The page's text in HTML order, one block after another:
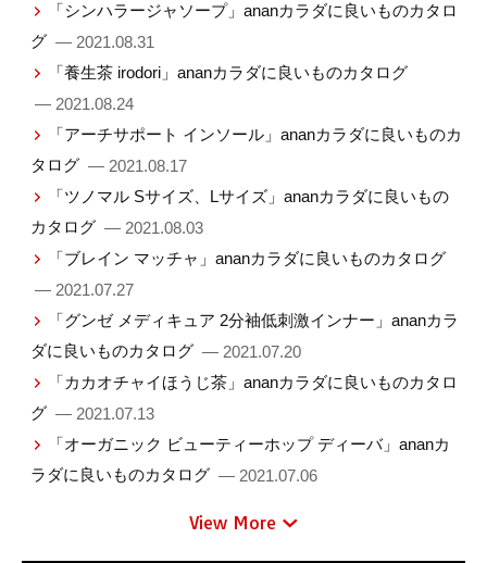
「シンハラージャソープ」ananカラダに良いものカタロ
グ — 2021.08.31
「養生茶 irodori」ananカラダに良いものカタログ
— 2021.08.24
「アーチサポート インソール」ananカラダに良いものカ
タログ — 2021.08.17
「ツノマル Sサイズ、Lサイズ」ananカラダに良いもの
カタログ — 2021.08.03
「ブレイン マッチャ」ananカラダに良いものカタログ
— 2021.07.27
「グンゼ メディキュア 2分袖低刺激インナー」ananカラ
ダに良いものカタログ — 2021.07.20
「カカオチャイほうじ茶」ananカラダに良いものカタロ
グ — 2021.07.13
「オーガニック ビューティーホップ ディーバ」ananカ
ラダに良いものカタログ — 2021.07.06
View More